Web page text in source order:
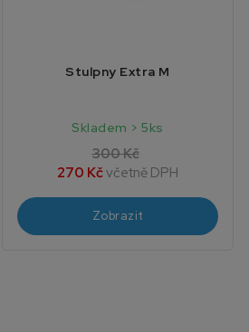
Stulpny Extra M
Skladem > 5ks
300 Kč
270 Kčvčetně DPH
Zobrazit